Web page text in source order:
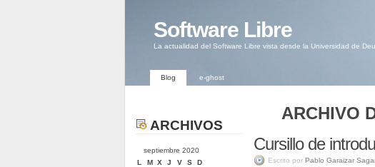
Software Libre
La actualidad del Software Libre vista desde la Universidad de
Blog e-ghost
ARCHIVOS
septiembre 2020
L
M X J V S D
ARCHIVO
Cursillo de
Escrito por Pablo Garaizar